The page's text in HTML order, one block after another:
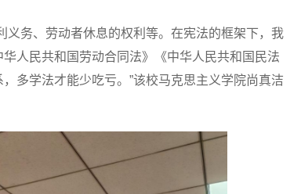
务、劳动者休息的权利等。在宪法的框架下，我
人民共和国劳动合同法》《中华人民共和国民法
多学法才能少吃亏。”该校马克思主义学院尚真洁